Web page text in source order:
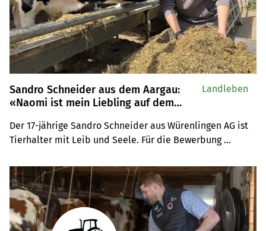
Sandro Schneider aus dem Aargau:
«Naomi ist mein Liebling auf dem
Der 17-jährige Sandro Schneider aus Würenlingen AG ist
Tierhalter mit Leib und Seele. Für die Bewerbung
Chleehof. Sandro Schneiders Mutter half beim
Bewerbungsvideo im Stall.
Landleben